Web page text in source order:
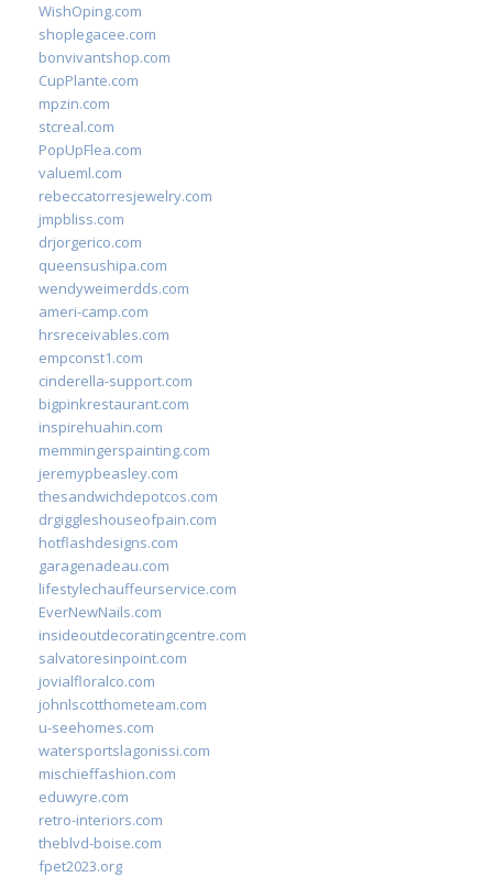
WishOping.com
shoplegacee.com
bonvivantshop.com
CupPlante.com
mpzin.com
stcreal.com
PopUpFlea.com
valueml.com
rebeccatorresjewelry.com
jmpbliss.com
drjorgerico.com
queensushipa.com
wendyweimerdds.com
ameri-camp.com
hrsreceivables.com
empconst1.com
cinderella-support.com
bigpinkrestaurant.com
inspirehuahin.com
memmingerspainting.com
jeremypbeasley.com
thesandwichdepotcos.com
drgiggleshouseofpain.com
hotflashdesigns.com
garagenadeau.com
lifestylechauffeurservice.com
EverNewNails.com
insideoutdecoratingcentre.com
salvatoresinpoint.com
jovialfloralco.com
johnlscotthometeam.com
u-seehomes.com
watersportslagonissi.com
mischieffashion.com
eduwyre.com
retro-interiors.com
theblvd-boise.com
fpet2023.org